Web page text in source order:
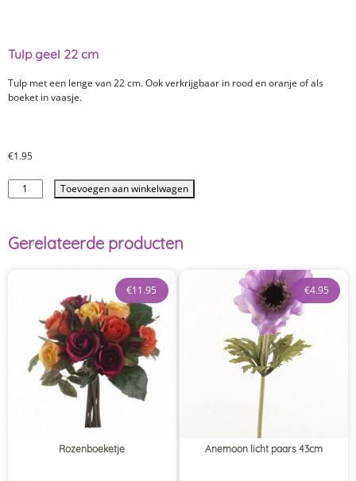
Tulp geel 22 cm
Tulp met een lenge van 22 cm. Ook verkrijgbaar in rood en oranje of als
boeket in vaasje.
€1.95
Toevoegen aan winkelwagen
Gerelateerde producten
Rozenboeketje
€11.95
Anemoon licht paars 43cm
€4.95